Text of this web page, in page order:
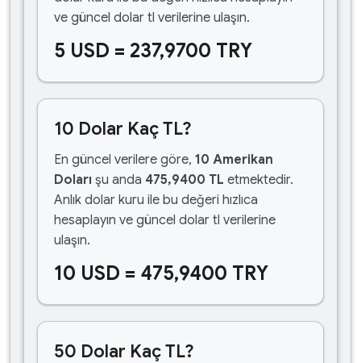
ve güncel dolar tl verilerine ulaşın.
5 USD = 237,9700 TRY
10 Dolar Kaç TL?
En güncel verilere göre, 10 Amerikan
Doları şu anda 475,9400 TL etmektedir.
Anlık dolar kuru ile bu değeri hızlıca
hesaplayın ve güncel dolar tl verilerine
ulaşın.
10 USD = 475,9400 TRY
50 Dolar Kaç TL?